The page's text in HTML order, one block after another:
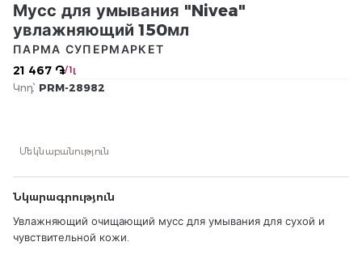
Мусс для умывания "Nivea"
увлажняющий 150мл
21 467 ֏/ 1լ
ПАРМА СУПЕРМАРКЕТ
Կոդ՝ PRM-28982
Մեկնաբանություն
Նկարագրություն
Увлажняющий очищающий мусс для умывания для сухой и
чувствительной кожи.